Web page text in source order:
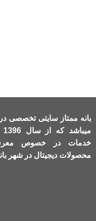
خدمات در خصوص
محصولات دیجیتال در شهر